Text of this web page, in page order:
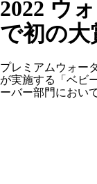
2022 ウ
で初の大
プレミアムウォー
が実施する「ベビ
ーバー部門におい